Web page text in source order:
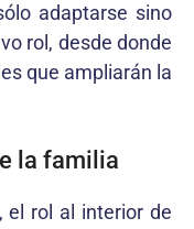
adaptarse sino
rol, desde donde
que ampliarán la
la familia
el rol al interior de